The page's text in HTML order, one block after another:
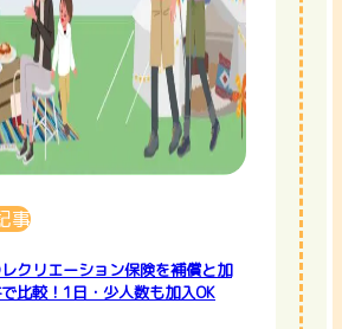
事
クリエーション保険を補償と加
比較！1日・少人数も加入OK